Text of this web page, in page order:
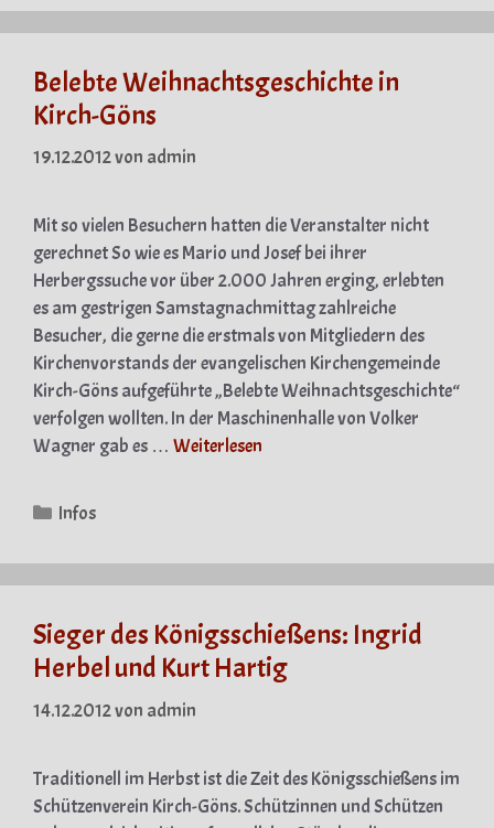
Belebte Weihnachtsgeschichte in
Kirch-Göns
19.12.2012von admin
Mit so vielen Besuchern hatten die Veranstalter nicht
gerechnet So wie es Mario und Josef bei ihrer
Herbergssuche vor über 2.000 Jahren erging, erlebten
es am gestrigen Samstagnachmittag zahlreiche
Besucher, die gerne die erstmals von Mitgliedern des
Kirchenvorstands der evangelischen Kirchengemeinde
Kirch-Göns aufgeführte „Belebte Weihnachtsgeschichte“
verfolgen wollten. In der Maschinenhalle von Volker
Wagner gab es … Weiterlesen
Kategorien
Infos
Sieger des Königsschießens: Ingrid
Herbel und Kurt Hartig
14.12.2012von admin
Traditionell im Herbst ist die Zeit des Königsschießens im
Schützenverein Kirch-Göns. Schützinnen und Schützen